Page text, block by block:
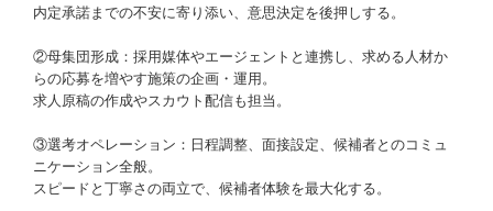
内定承諾までの不安に寄り添い、意思決定を後押しする。
②母集団形成：採用媒体やエージェントと連携し、求める人材か
らの応募を増やす施策の企画・運用。
求人原稿の作成やスカウト配信も担当。
③選考オペレーション：日程調整、面接設定、候補者とのコミュ
ニケーション全般。
スピードと丁寧さの両立で、候補者体験を最大化する。